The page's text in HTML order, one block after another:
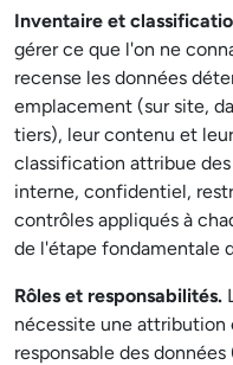
Inventaire et
gérer ce que l'on ne
recense les données
emplacement (sur site,
tiers), leur contenu et
classification attribue
interne, confidentiel,
contrôles appliqués à
de l'étape fondamentale
Rôles et responsabilités.
nécessite une attribution
responsable des